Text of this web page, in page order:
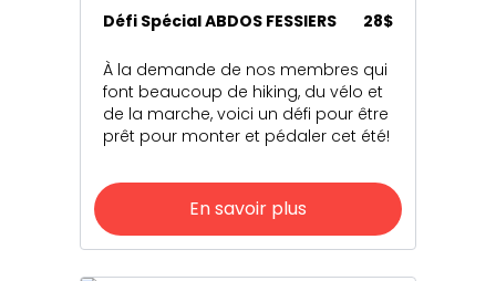
Défi Spécial ABDOS FESSIERS 28$
À la demande de nos membres qui
font beaucoup de hiking, du vélo et
de la marche, voici un défi pour être
prêt pour monter et pédaler cet été!
En savoir plus